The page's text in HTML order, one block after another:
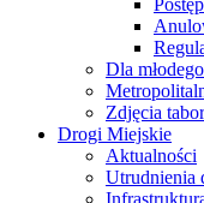
Dla
Zdjęcia
Drogi Miejskie
Aktualności
Utrudnienia